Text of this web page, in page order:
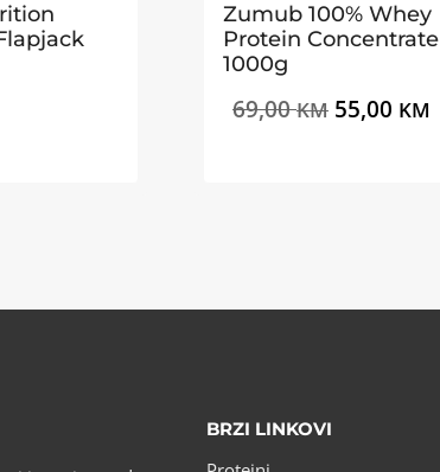
Zumub 100% Whey
Protein Concentrate
1000g
69,00KM Izvorna
55,00 KM
BRZI LINKOVI